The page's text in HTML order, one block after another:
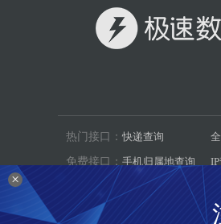
×
热门接口： 快递查询
免费接口： 手机归属地查询
数据集： 机动车环保信息